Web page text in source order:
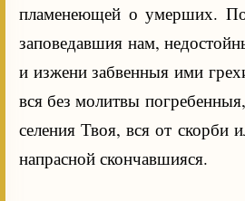
пламенеющей о умерших.
заповедавшия нам,
и изжени забвенныя ими
вся без молитвы
селения Твоя, вся от скорби
напрасной скончавшияся.